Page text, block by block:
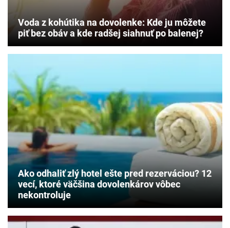
Voda z kohútika na dovolenke: Kde ju môžete
piť bez obáv a kde radšej siahnuť po balenej?
Ako odhaliť zlý hotel ešte pred rezerváciou? 12
vecí, ktoré väčšina dovolenkárov vôbec
nekontroluje